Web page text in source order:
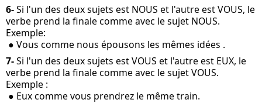
6- Si l'un des deux sujets est NOUS et l'autre est VOUS, le
verbe prend la finale comme avec le sujet NOUS.
Exemple:
● Vous comme nous épousons les mêmes idées .
7- Si l'un des deux sujets est VOUS et l'autre est EUX, le
verbe prend la finale comme avec le sujet VOUS.
Exemple :
● Eux comme vous prendrez le même train.